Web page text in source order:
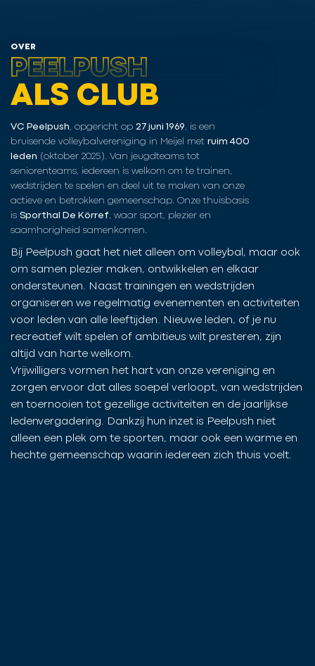
OVER
PEELPUSH
ALS CLUB
VC Peelpush , opgericht op 27 juni 1969 , is een
bruisende volleybalvereniging in Meijel met ruim 400
leden (oktober 2025). Van jeugdteams tot
seniorenteams, iedereen is welkom om te trainen,
wedstrijden te spelen en deel uit te maken van onze
actieve en betrokken gemeenschap. Onze thuisbasis
is Sporthal De Körref , waar sport, plezier en
saamhorigheid samenkomen.
Bij Peelpush gaat het niet alleen om volleybal, maar ook
om samen plezier maken, ontwikkelen en elkaar
ondersteunen. Naast trainingen en wedstrijden
organiseren we regelmatig evenementen en activiteiten
voor leden van alle leeftijden. Nieuwe leden, of je nu
recreatief wilt spelen of ambitieus wilt presteren, zijn
altijd van harte welkom.
Vrijwilligers vormen het hart van onze vereniging en
zorgen ervoor dat alles soepel verloopt, van wedstrijden
en toernooien tot gezellige activiteiten en de jaarlijkse
ledenvergadering. Dankzij hun inzet is Peelpush niet
alleen een plek om te sporten, maar ook een warme en
hechte gemeenschap waarin iedereen zich thuis voelt.